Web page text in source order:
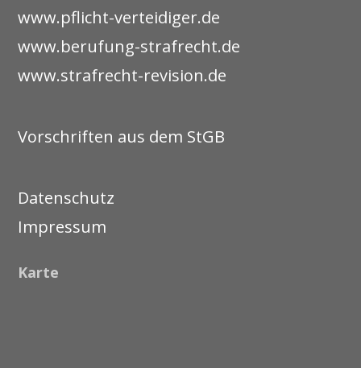
www.pflicht-verteidiger.de
www.berufung-strafrecht.de
www.strafrecht-revision.de
Vorschriften aus dem StGB
Datenschutz
Impressum
Karte